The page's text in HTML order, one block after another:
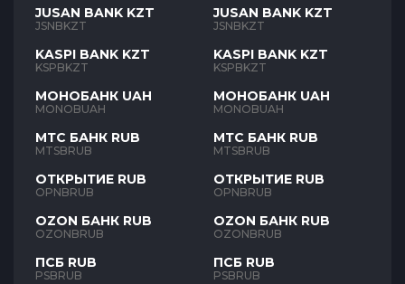
JUSAN BANK KZT
JSNBKZT
KASPI BANK KZT
KSPBKZT
МОНОБАНК UAH
MONOBUAH
МТС БАНК RUB
MTSBRUB
ОТКРЫТИЕ RUB
OPNBRUB
OZON БАНК RUB
OZONBRUB
ПСБ RUB
PSBRUB
JUSAN BANK KZT
JSNBKZT
KASPI BANK KZT
KSPBKZT
МОНОБАНК UAH
MONOBUAH
МТС БАНК RUB
MTSBRUB
ОТКРЫТИЕ RUB
OPNBRUB
OZON БАНК RUB
OZONBRUB
ПСБ RUB
PSBRUB